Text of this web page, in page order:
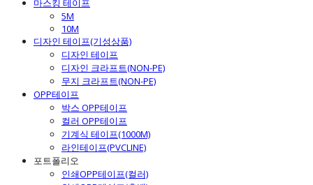
마스킹 테이프
5M
10M
디자인 테이프(기성상품)
디자인 테이프
디자인 크라프트(NON-PE)
무지 크라프트(NON-PE)
OPP테이프
박스 OPP테이프
컬러 OPP테이프
기계식 테이프(1000M)
라인테이프(PVCLINE)
포트폴리오
인쇄OPP테이프(컬러)